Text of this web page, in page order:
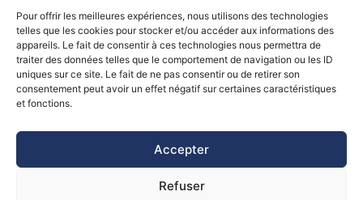
Pour offrir les meilleures expériences, nous utilisons des technologies
telles que les cookies pour stocker et/ou accéder aux informations des
appareils. Le fait de consentir à ces technologies nous permettra de
traiter des données telles que le comportement de navigation ou les ID
uniques sur ce site. Le fait de ne pas consentir ou de retirer son
consentement peut avoir un effet négatif sur certaines caractéristiques
et fonctions.
Accepter
Refuser
©Pôle Alpin d’études et de recherche pour la prévention des